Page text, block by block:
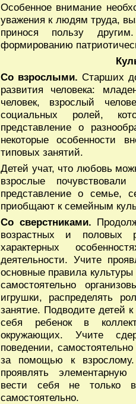
Особенное внимание
уважения к людям труда,
принося пользу
формированию
Со взрослыми. Старших
развития человека:
человек, взрослый
социальных ролей,
представление о
некоторые особенности
типовых занятий.
Детей учат, что любовь
взрослые
представление о семье,
приобщают к семейным
Со сверстниками.
возрастных и половых
характерных
деятельности. Учите
основные правила
самостоятельно
игрушки, распределять
занятие. Подводите детей
себя ребенок в
окружающих. Учите
поведении,
за помощью к
проявлять элементарную
вести себя не только
самостоятельно.